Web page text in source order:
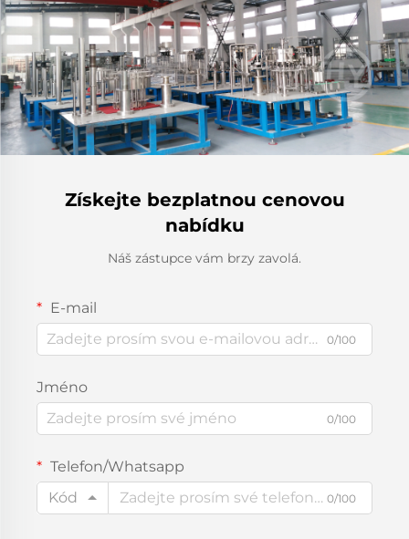
Získejte bezplatnou cenovou
nabídku
Náš zástupce vám brzy zavolá.
E-mail
0/100
Jméno
0/100
Telefon/Whatsapp
Kód
0/100